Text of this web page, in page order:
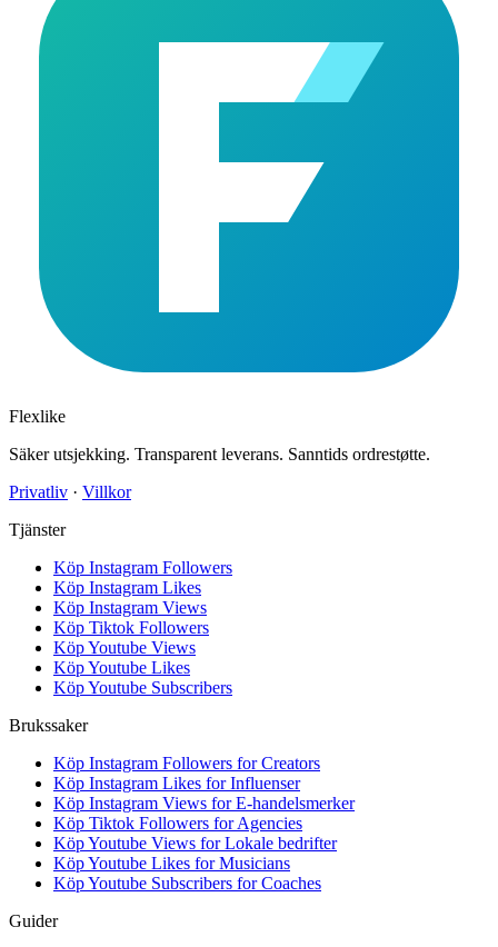
Flexlike
Säker utsjekking. Transparent leverans. Sanntids ordrestøtte.
Privatliv · Villkor
Tjänster
Köp Instagram Followers
Köp Instagram Likes
Köp Instagram Views
Köp Tiktok Followers
Köp Youtube Views
Köp Youtube Likes
Köp Youtube Subscribers
Brukssaker
Köp Instagram Followers for Creators
Köp Instagram Likes for Influenser
Köp Instagram Views for E-handelsmerker
Köp Tiktok Followers for Agencies
Köp Youtube Views for Lokale bedrifter
Köp Youtube Likes for Musicians
Köp Youtube Subscribers for Coaches
Guider